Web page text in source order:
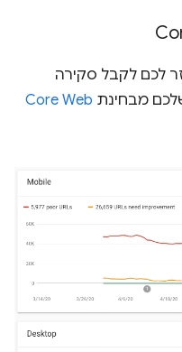
לכם לקבל סקירה
מבחינת Core Web